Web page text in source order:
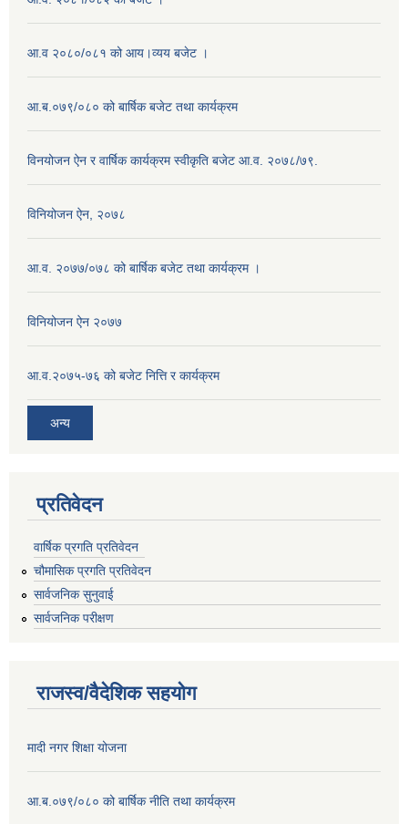
आ.व २०८०/०८१ को आय।व्यय बजेट ।
आ.ब.०७९/०८० को बार्षिक बजेट तथा कार्यक्रम
विनयोजन ऐन र वार्षिक कार्यक्रम स्वीकृति बजेट आ.व. २०७८/७९.
विनियोजन ऐन, २०७८
आ.व. २०७७/०७८ को बार्षिक बजेट तथा कार्यक्रम ।
विनियोजन ऐन २०७७
आ.व.२०७५-७६ को बजेट नित्ति र कार्यक्रम
अन्य
प्रतिवेदन
वार्षिक प्रगति प्रतिवेदन
चौमासिक प्रगति प्रतिवेदन
सार्वजनिक सुनुवाई
सार्वजनिक परीक्षण
राजस्व/वैदेशिक सहयोग
मादी नगर शिक्षा योजना
आ.ब.०७९/०८० को बार्षिक नीति तथा कार्यक्रम